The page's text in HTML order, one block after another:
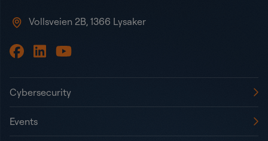
Vollsveien 2B, 1366 Lysaker
Cybersecurity
Events